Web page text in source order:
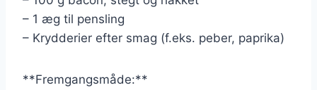
– 1 æg til pensling
– Krydderier efter smag (f.eks. peber, paprika)
**Fremgangsmåde:**